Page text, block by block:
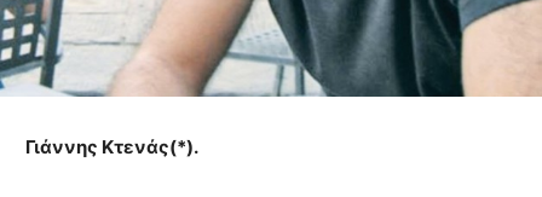
Γιάννης Κτενάς(*).